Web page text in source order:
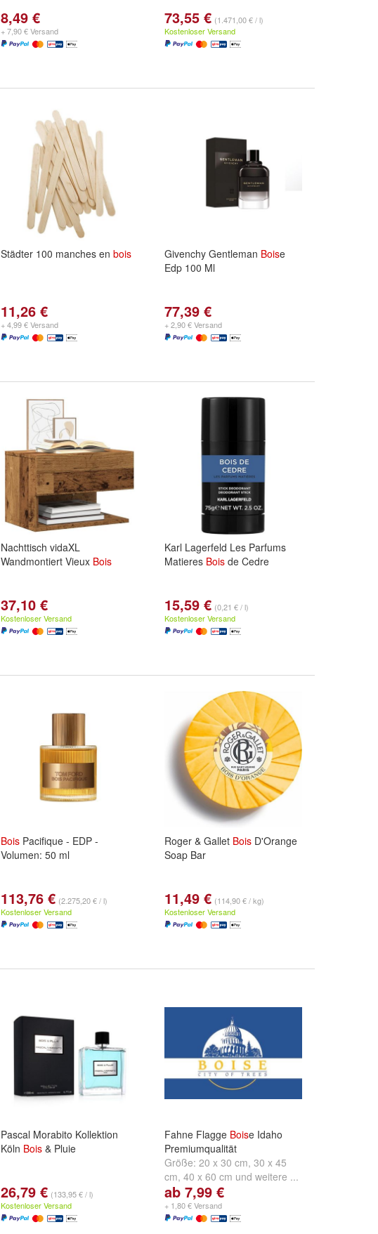
8,49 €
+ 7,90 € Versand
73,55 € (1.471,00 € / l)
Kostenloser Versand
Städter 100 manches en bois
11,26 €
+ 4,99 € Versand
Givenchy Gentleman Boise
Edp 100 Ml
77,39 €
+ 2,90 € Versand
Nachttisch vidaXL
Wandmontiert Vieux Bois
37,10 €
Kostenloser Versand
Karl Lagerfeld Les Parfums
Matieres Bois de Cedre
15,59 € (0,21 € / l)
Kostenloser Versand
Bois Pacifique - EDP -
Volumen: 50 ml
113,76 € (2.275,20 € / l)
Kostenloser Versand
Roger & Gallet Bois D'Orange
Soap Bar
11,49 € (114,90 € / kg)
Kostenloser Versand
Pascal Morabito Kollektion
Köln Bois & Pluie
26,79 € (133,95 € / l)
Kostenloser Versand
Fahne Flagge Boise Idaho
Premiumqualität
Größe: 20 x 30 cm, 30 x 45
cm, 40 x 60 cm und weitere ...
ab 7,99 €
+ 1,80 € Versand